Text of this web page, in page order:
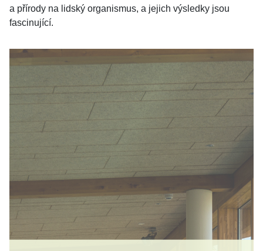
a přírody na lidský organismus, a jejich výsledky jsou
fascinující.